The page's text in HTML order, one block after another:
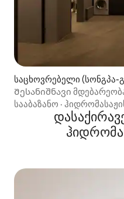
საცხოვრებელი (სონგპა-
Შესანიშნავი
9/Songridan-gil
სააბაზანო ·